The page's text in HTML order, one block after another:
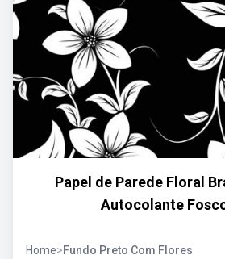
Papel de Parede Floral
Autocolante
Home>Fundo Preto Com Flores